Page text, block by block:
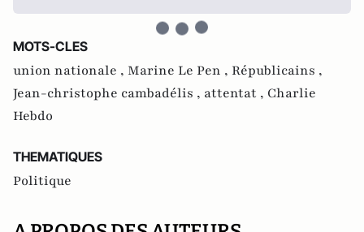
MOTS-CLES
union nationale , Marine Le Pen , Républicains ,
Jean-christophe cambadélis , attentat , Charlie
Hebdo
THEMATIQUES
Politique